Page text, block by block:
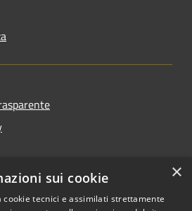
×
sui cookie
cookie tecnici e assimilati strettamente